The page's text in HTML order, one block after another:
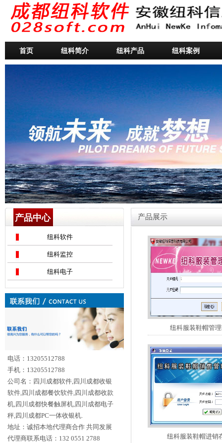
首页 纽科简介 纽科产品 纽科案例
产品中心
纽科软件
纽科监控
纽科电子
电话：13205512788
手机：13205512788
公司名：四川成都软件,四川成都收银
软件,四川成都餐饮软件,四川成都收款
机,四川成都快餐触屏机,四川成都电子
秤,四川成都PC一体收银机.
地址：诚招本地代理商合作 共同发展
代理商联系电话：132 0551 2788
产品展示
纽科服装鞋帽管
纽科服装鞋帽进销